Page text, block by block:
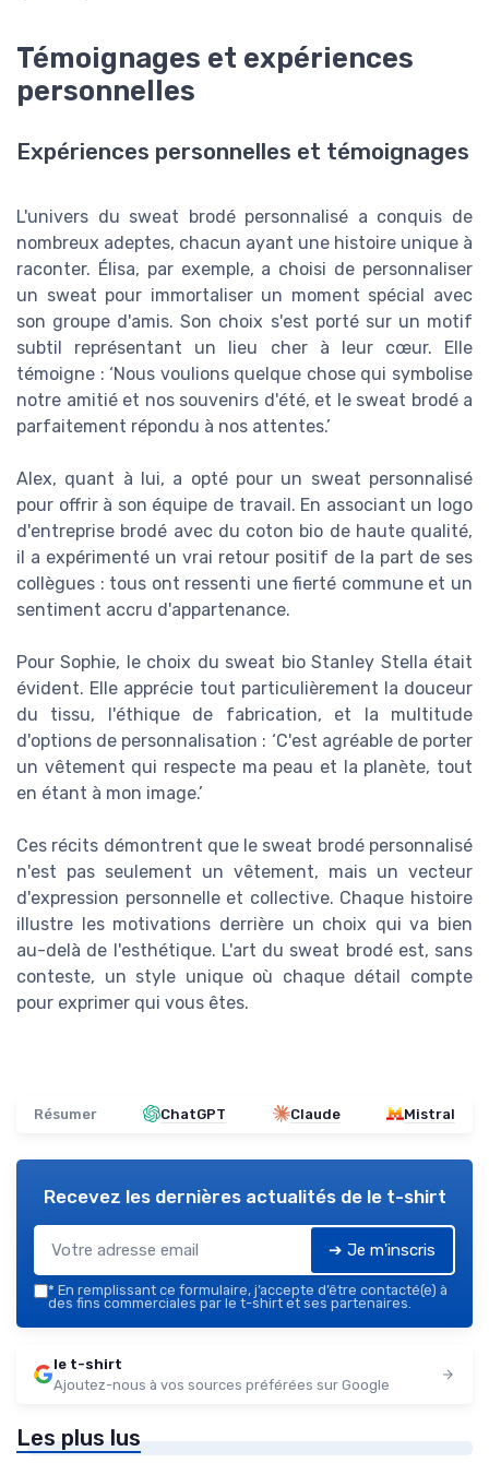
Témoignages et expériences
personnelles
Expériences personnelles et témoignages
L'univers du sweat brodé personnalisé a conquis de
nombreux adeptes, chacun ayant une histoire unique à
raconter. Élisa, par exemple, a choisi de personnaliser
un sweat pour immortaliser un moment spécial avec
son groupe d'amis. Son choix s'est porté sur un motif
subtil représentant un lieu cher à leur cœur. Elle
témoigne : ‘Nous voulions quelque chose qui symbolise
notre amitié et nos souvenirs d'été, et le sweat brodé a
parfaitement répondu à nos attentes.’
Alex, quant à lui, a opté pour un sweat personnalisé
pour offrir à son équipe de travail. En associant un logo
d'entreprise brodé avec du coton bio de haute qualité,
il a expérimenté un vrai retour positif de la part de ses
collègues : tous ont ressenti une fierté commune et un
sentiment accru d'appartenance.
Pour Sophie, le choix du sweat bio Stanley Stella était
évident. Elle apprécie tout particulièrement la douceur
du tissu, l'éthique de fabrication, et la multitude
d'options de personnalisation : ‘C'est agréable de porter
un vêtement qui respecte ma peau et la planète, tout
en étant à mon image.’
Ces récits démontrent que le sweat brodé personnalisé
n'est pas seulement un vêtement, mais un vecteur
d'expression personnelle et collective. Chaque histoire
illustre les motivations derrière un choix qui va bien
au-delà de l'esthétique. L'art du sweat brodé est, sans
conteste, un style unique où chaque détail compte
pour exprimer qui vous êtes.
Résumer ChatGPT Claude Mistral
Recevez les dernières actualités de le t-shirt
➔ Je m'inscris
* En remplissant ce formulaire, j’accepte d’être contacté(e) à
des fins commerciales par le t-shirt et ses partenaires.
le t-shirt
Ajoutez-nous à vos sources préférées sur Google
Les plus lus